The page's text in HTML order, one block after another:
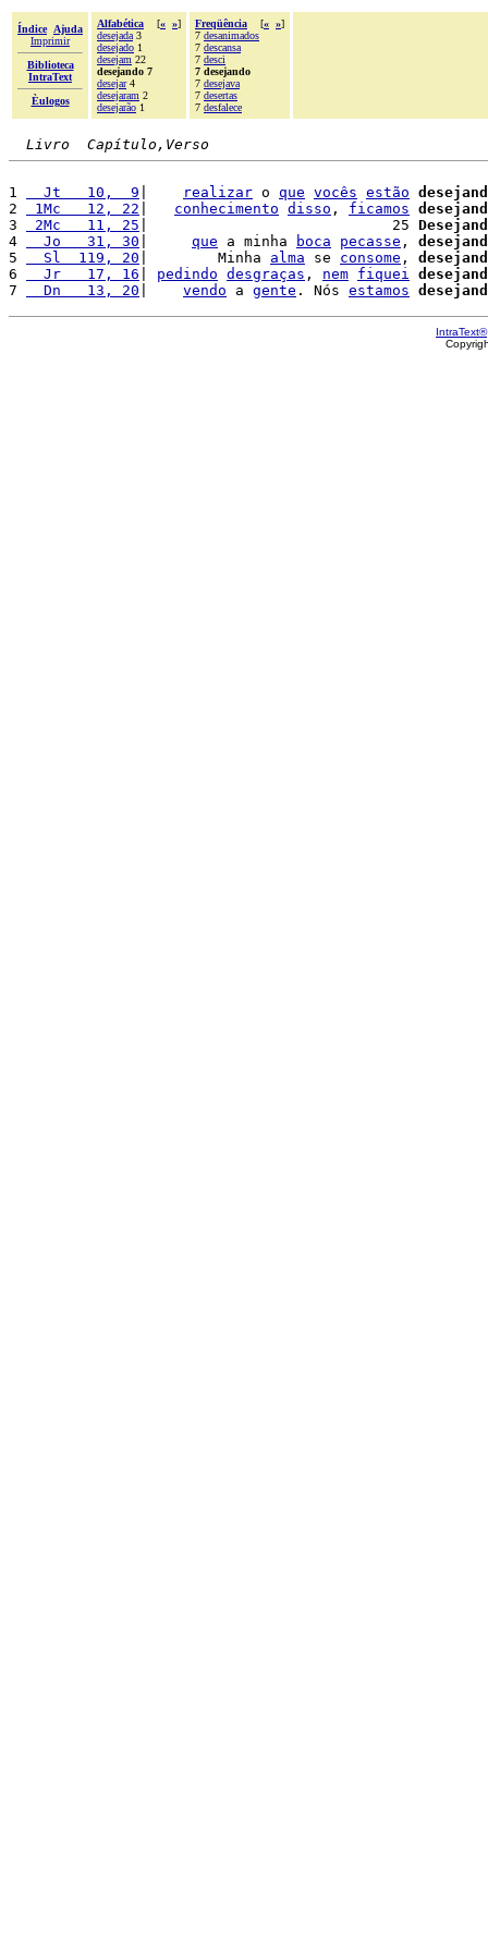
Índice
Ajuda
Imprimir
Biblioteca
IntraText
Èulogos
Alfabética [« »]
desejada 3
desejado 1
desejam 22
desejando 7
desejar4
desejaram 2
desejarão 1
Freqüência [« »]
7 desanimados
7 descansa
7 desci
7 desejando
7 desejava
7 desertas
7 desfalece
Livro  Capítulo,Verso
1
  Jt   10,  9
realizar o que vocês estão
2
1Mc   12, 22 conhecimento disso , ficamos
3
2Mc   11, 25 |                            25
4
  Jo   31, 30
que a minha boca pecasse ,
5
  Sl  119, 20
|        Minha alma se consome ,
6
  Jr   17, 16
pedindo desgraças , nem fiquei
7
  Dn   13, 20
vendo a gente . Nós estamos
IntraText®